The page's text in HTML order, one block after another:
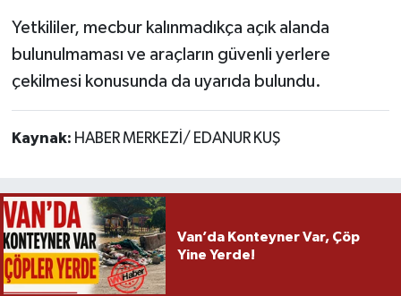
Yetkililer, mecbur kalınmadıkça açık alanda
bulunulmaması ve araçların güvenli yerlere
çekilmesi konusunda da uyarıda bulundu.
Kaynak: HABER MERKEZİ/ EDANUR KUŞ
Van’da Konteyner Var, Çöp
Yine Yerde!